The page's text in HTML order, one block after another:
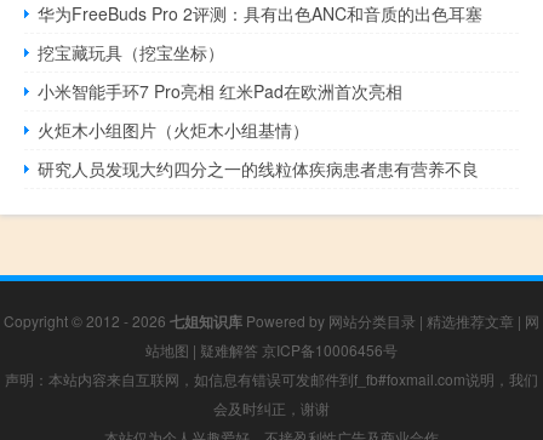
华为FreeBuds Pro 2评测：具有出色ANC和音质的出色耳塞
挖宝藏玩具（挖宝坐标）
小米智能手环7 Pro亮相 红米Pad在欧洲首次亮相
火炬木小组图片（火炬木小组基情）
研究人员发现大约四分之一的线粒体疾病患者患有营养不良
Copyright © 2012 - 2026 七姐知识库 Powered by 网站分类目录 | 精选推荐文章 | 网
站地图 | 疑难解答 京ICP备10006456号
声明：本站内容来自互联网，如信息有错误可发邮件到f_fb#foxmail.com说明，我们
会及时纠正，谢谢